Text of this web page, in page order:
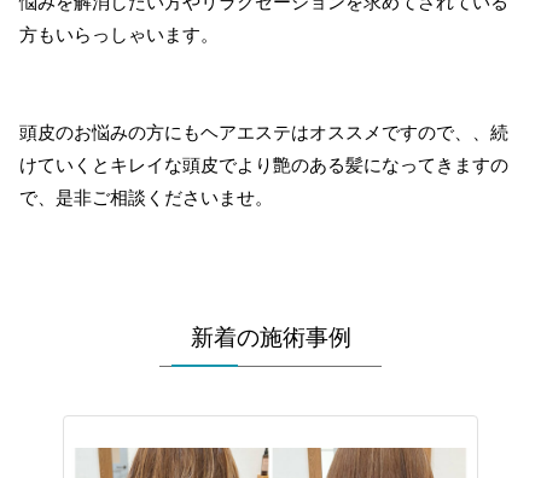
方もいらっしゃいます。
頭皮のお悩みの方にもヘアエステはオススメですので、、続
けていくとキレイな頭皮でより艶のある髪になってきますの
で、是非ご相談くださいませ。
新着の施術事例